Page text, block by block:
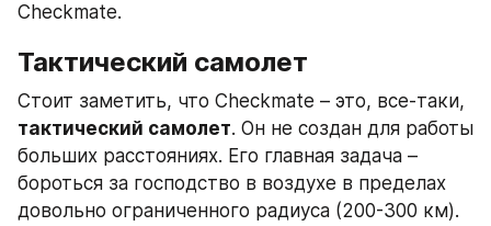
Checkmate.
Тактический самолет
тактический самолет. Он не создан для работы
больших расстояниях. Его главная задача –
бороться за господство в воздухе в пределах
довольно ограниченного радиуса (200-300 км).